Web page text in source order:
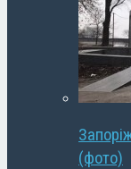
(фото)